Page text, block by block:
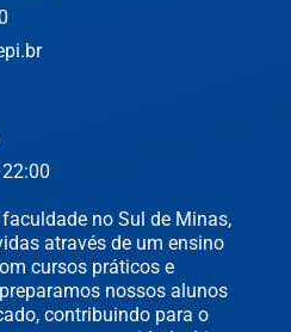
no Sul de Minas,
através de um ensino
cursos práticos e
nossos alunos
contribuindo para o